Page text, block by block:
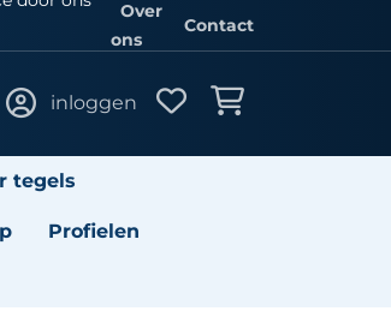
Over
ons
Contact
inloggen
tegels
Profielen